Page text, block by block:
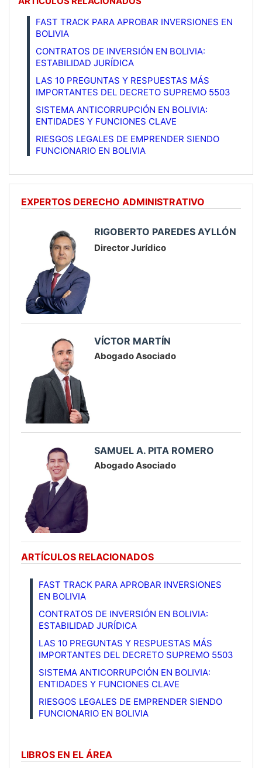
FAST TRACK PARA APROBAR INVERSIONES EN
BOLIVIA
CONTRATOS DE INVERSIÓN EN BOLIVIA:
ESTABILIDAD JURÍDICA
LAS 10 PREGUNTAS Y RESPUESTAS MÁS
IMPORTANTES DEL DECRETO SUPREMO 5503
SISTEMA ANTICORRUPCIÓN EN BOLIVIA:
ENTIDADES Y FUNCIONES CLAVE
RIESGOS LEGALES DE EMPRENDER SIENDO
FUNCIONARIO EN BOLIVIA
EXPERTOS DERECHO ADMINISTRATIVO
RIGOBERTO PAREDES AYLLÓN
Director Jurídico
VÍCTOR MARTÍN
Abogado Asociado
SAMUEL A. PITA ROMERO
Abogado Asociado
ARTÍCULOS RELACIONADOS
FAST TRACK PARA APROBAR INVERSIONES
EN BOLIVIA
CONTRATOS DE INVERSIÓN EN BOLIVIA:
ESTABILIDAD JURÍDICA
LAS 10 PREGUNTAS Y RESPUESTAS MÁS
IMPORTANTES DEL DECRETO SUPREMO 5503
SISTEMA ANTICORRUPCIÓN EN BOLIVIA:
ENTIDADES Y FUNCIONES CLAVE
RIESGOS LEGALES DE EMPRENDER SIENDO
FUNCIONARIO EN BOLIVIA
LIBROS EN EL ÁREA